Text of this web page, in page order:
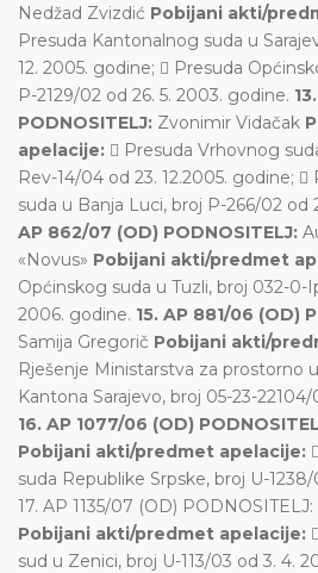
Nedžad Zvizdić Pobijani akti/
Presuda Kantonalnog suda u
12. 2005. godine;  Presuda
P-2129/02 od 26. 5. 2003. godine.
PODNOSITELJ: Zvonimir Vidačak
apelacije:  Presuda Vrhovnog
Rev-14/04 od 23. 12.2005. godine;
suda u Banja Luci, broj P-266/02 od
AP 862/07 (OD) PODNOSITELJ:
«Novus» Pobijani akti/predmet
Općinskog suda u Tuzli, broj 032-0-
2006. godine. 15. AP 881/06 (OD)
Samija Gregorič Pobijani akti/
Rješenje Ministarstva za prostorno
Kantona Sarajevo, broj 05-23-
16. AP 1077/06 (OD)
Pobijani akti/predmet apelacije:
suda Republike Srpske, broj U-
17. AP 1135/07 (OD)
Pobijani akti/predmet apelacije:
sud u Zenici, broj U-113/03 od 3. 4.